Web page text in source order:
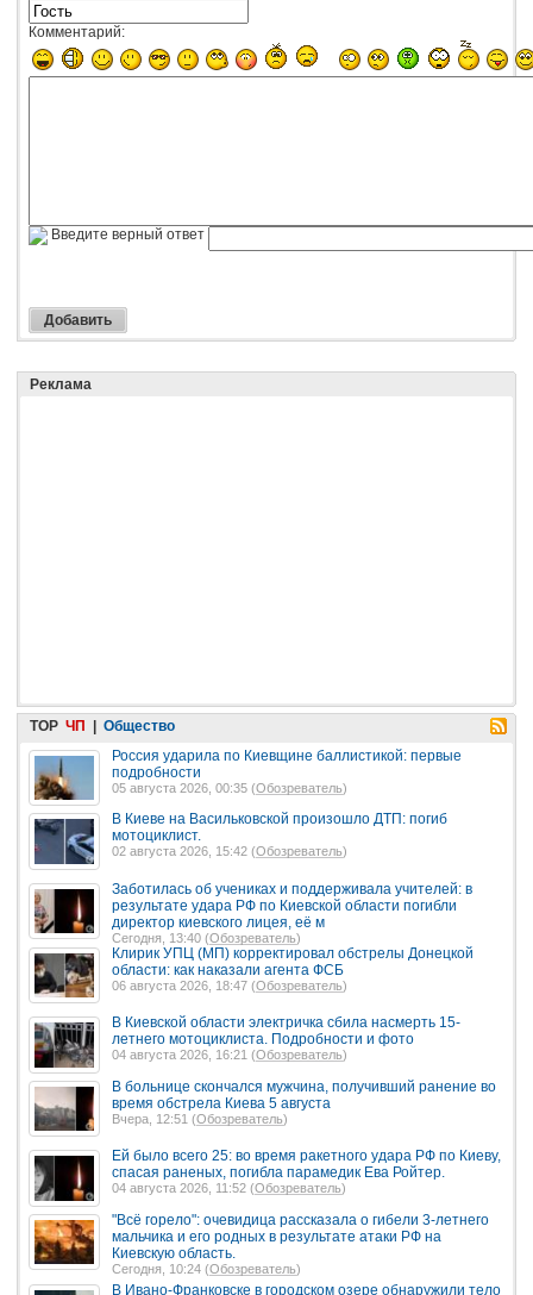
Комментарий:
Введите верный ответ
Реклама
TOP ЧП | Общество
Россия ударила по Киевщине баллистикой: первые
подробности
05 августа 2026, 00:35 (Обозреватель)
В Киеве на Васильковской произошло ДТП: погиб
мотоциклист.
02 августа 2026, 15:42 (Обозреватель)
Заботилась об учениках и поддерживала учителей: в
результате удара РФ по Киевской области погибли
директор киевского лицея, её м
Сегодня, 13:40 (Обозреватель)
Клирик УПЦ (МП) корректировал обстрелы Донецкой
области: как наказали агента ФСБ
06 августа 2026, 18:47 (Обозреватель)
В Киевской области электричка сбила насмерть 15-
летнего мотоциклиста. Подробности и фото
04 августа 2026, 16:21 (Обозреватель)
В больнице скончался мужчина, получивший ранение во
время обстрела Киева 5 августа
Вчера, 12:51 (Обозреватель)
Ей было всего 25: во время ракетного удара РФ по Киеву,
спасая раненых, погибла парамедик Ева Ройтер.
04 августа 2026, 11:52 (Обозреватель)
"Всё горело": очевидица рассказала о гибели 3-летнего
мальчика и его родных в результате атаки РФ на
Киевскую область.
Сегодня, 10:24 (Обозреватель)
В Ивано-Франковске в городском озере обнаружили тело